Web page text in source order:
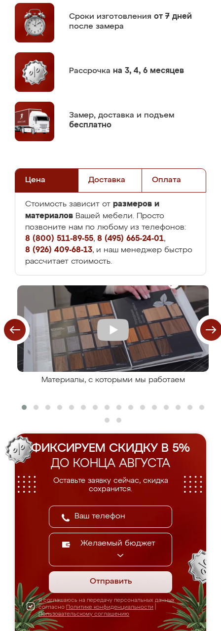
Сроки изготовления от 7 дней
после замера
Рассрочка на 3, 4, 6 месяцев
Замер, доставка и подъем
бесплатно
Цена Доставка Оплата
Стоимость зависит от размеров и
материалов Вашей мебели. Просто
позвоните нам по любому из телефонов:
8 (800) 511-89-55, 8 (495) 665-24-01,
8 (926) 409-68-13, и наш менеджер быстро
рассчитает стоимость.
Материалы, с которыми мы работаем
ФИКСИРУЕМ СКИДКУ В 5%
ДО КОНЦА АВГУСТА
Оставьте заявку сейчас, скидка
сохранится.
Желаемый бюджет
Отправить
Я соглашаюсь на передачу персональных данных
согласно Политике конфиденциальности
Пользовательскому соглашению